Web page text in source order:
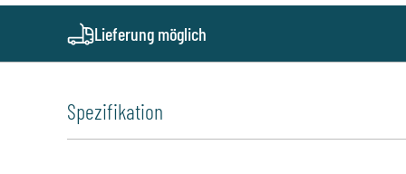
Lieferung möglich
Spezifikation